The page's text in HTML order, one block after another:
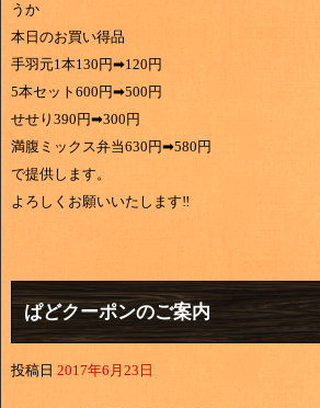
うか
本日のお買い得品
手羽元1本130円➡120円
5本セット600円➡500円
せせり390円➡300円
満腹ミックス弁当630円➡580円
で提供します。
よろしくお願いいたします‼
ぱどクーポンのご案内
投稿日 2017年6月23日